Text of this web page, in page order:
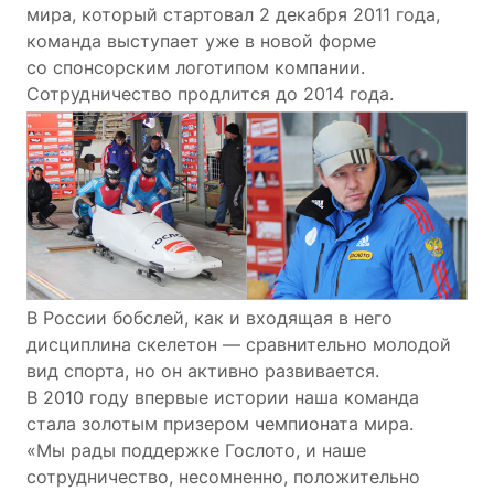
мира, который стартовал 2 декабря 2011 года,
команда выступает уже в новой форме
со спонсорским логотипом компании.
Сотрудничество продлится до 2014 года.
В России бобслей, как и входящая в него
дисциплина скелетон — сравнительно молодой
вид спорта, но он активно развивается.
В 2010 году впервые истории наша команда
стала золотым призером чемпионата мира.
«Мы рады поддержке Гослото, и наше
сотрудничество, несомненно, положительно